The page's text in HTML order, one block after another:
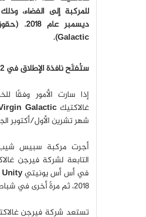
Galactic).
ستُفتَح نافذة الإطلاق في 22 تشرين الأول/أكتوبر.
إذا سارت الأمور وفقًا
غالاكتيكGalactic
شهر تشرين الأول/أكتوبر
أجرت مركبة سبيس
التابعة لشركة فيرجن
في أس أس يونيتيUnity
2018، ثم مرةً أخرى في شباط/فبراير عام 2019.